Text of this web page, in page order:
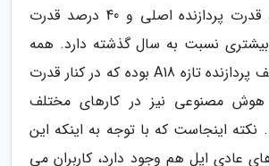
دستگاه 30 درصد قدرت پردازنده اصلی و 40 درصد قدرت
بیشتری نسبت به سال گذشته دارد. همه
این اتفاقات به لطف پردازنده تازه A18 بوده که در کنار قدرت
هوش مصنوعی نیز در کارهای مختلف
نکته اینجاست که با توجه به اینکه این
عادی اپل هم وجود دارد، کاربران می